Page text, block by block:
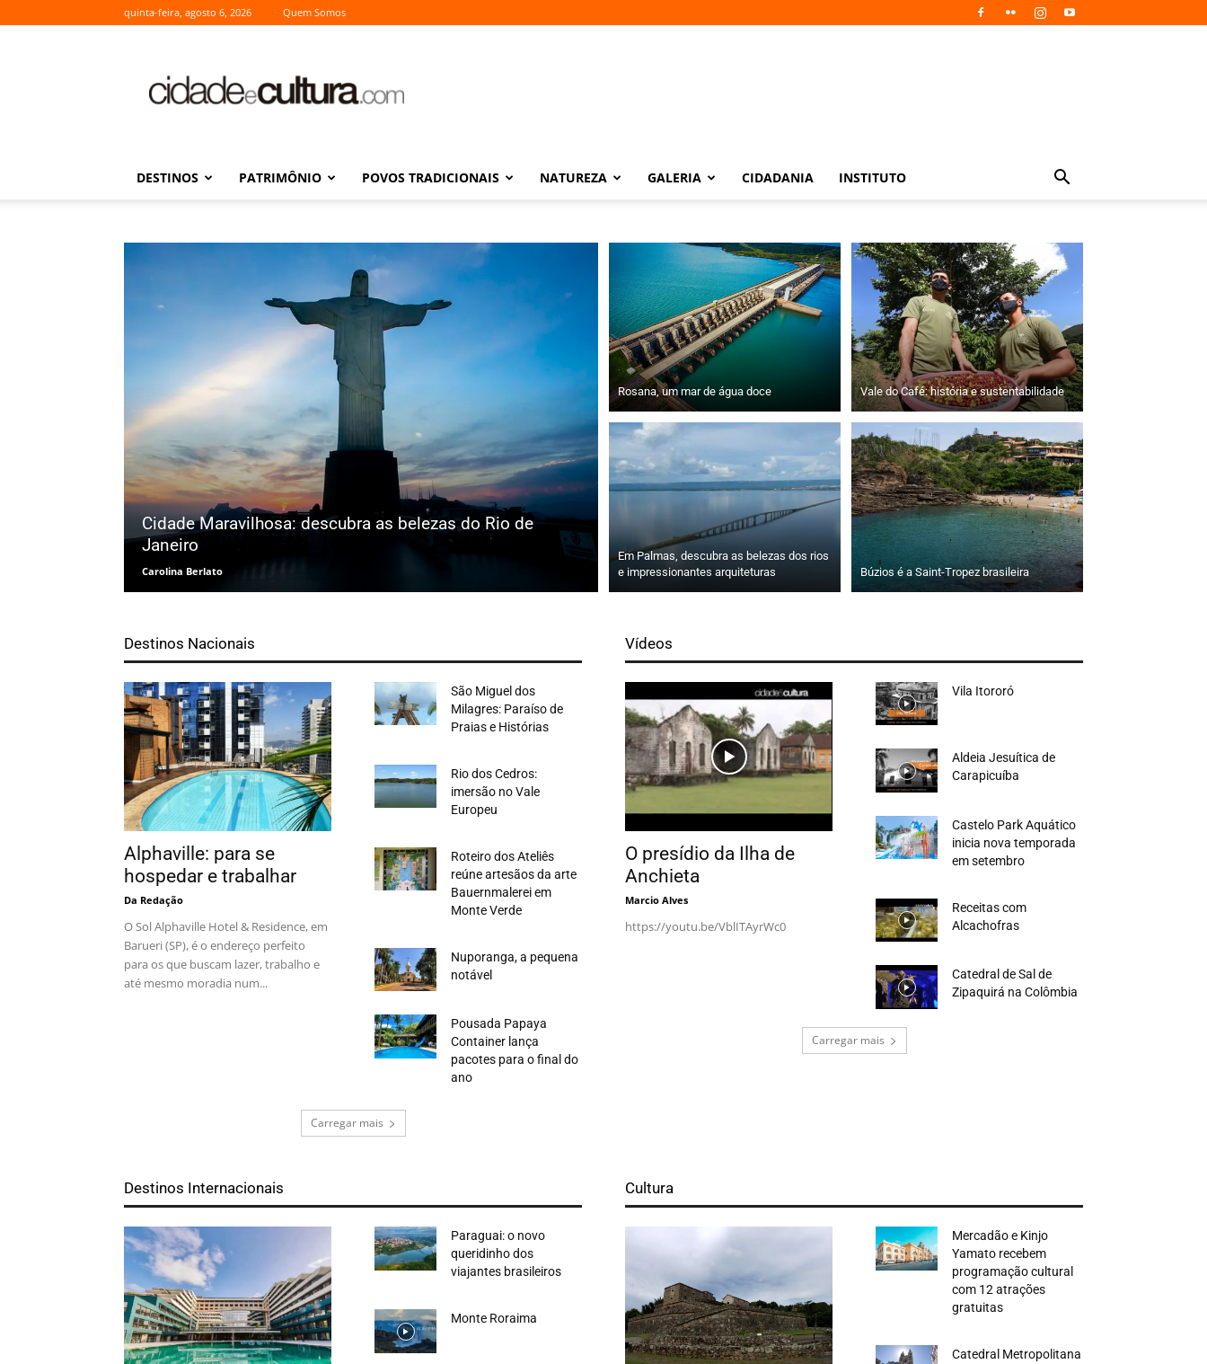
quinta-feira, agosto 6, 2026 Quem Somos
Cultura
DESTINOS PATRIMÔNIO POVOS TRADICIONAIS NATUREZA GALERIA CIDADANIA INSTITUTO
Cidade Maravilhosa: descubra as belezas do Rio de
Janeiro
Carolina Berlato
Rosana, um mar de água doce Vale do Café: história e sustentabilidade
Em Palmas, descubra as belezas dos rios
e impressionantes arquiteturas
Búzios é a Saint-Tropez brasileira
Destinos Nacionais
Alphaville: para se
hospedar e trabalhar
Da Redação
O Sol Alphaville Hotel & Residence, em
Barueri (SP), é o endereço perfeito
para os que buscam lazer, trabalho e
até mesmo moradia num...
São Miguel dos
Milagres: Paraíso de
Praias e Histórias
Rio dos Cedros:
imersão no Vale
Europeu
Roteiro dos Ateliês
reúne artesãos da arte
Bauernmalerei em
Monte Verde
Nuporanga, a pequena
notável
Pousada Papaya
Container lança
pacotes para o final do
ano
Carregar mais
Vídeos
O presídio da Ilha de
Anchieta
Marcio Alves
https://youtu.be/VblITAyrWc0
Vila Itororó
Aldeia Jesuítica de
Carapicuíba
Castelo Park Aquático
inicia nova temporada
em setembro
Receitas com
Alcachofras
Catedral de Sal de
Zipaquirá na Colômbia
Carregar mais
Destinos Internacionais
Paraguai: o novo
queridinho dos
viajantes brasileiros
Monte Roraima
Cultura
Mercadão e Kinjo
Yamato recebem
programação cultural
com 12 atrações
gratuitas
Catedral Metropolitana